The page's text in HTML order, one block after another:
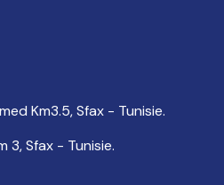
Km3.5, Sfax - Tunisie.
3, Sfax - Tunisie.